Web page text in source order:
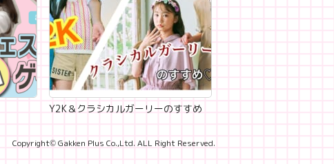
Y2K＆クラシカルガーリーのすすめ
Copyright© Gakken Plus Co.,Ltd. ALL Right Reserved.